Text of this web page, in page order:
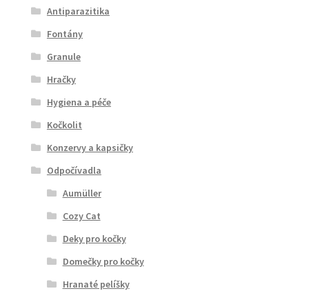
Antiparazitika
Fontány
Granule
Hračky
Hygiena a péče
Kočkolit
Konzervy a kapsičky
Odpočívadla
Aumüller
Cozy Cat
Deky pro kočky
Domečky pro kočky
Hranaté pelíšky